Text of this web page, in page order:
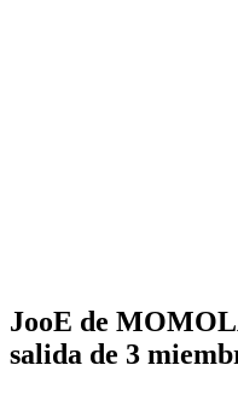
JooE de
salida de 3